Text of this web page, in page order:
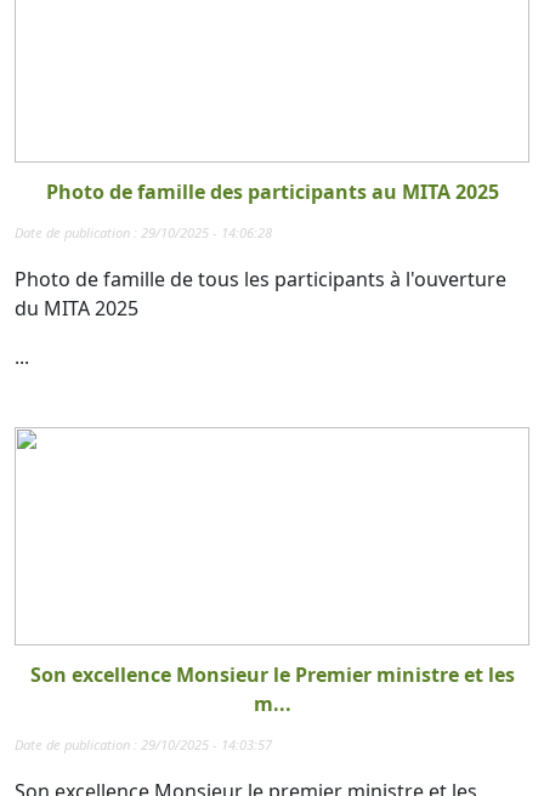
Photo de famille des participants au MITA 2025
Date de publication : 29/10/2025 - 14:06:28
Photo de famille de tous les participants à l'ouverture
du MITA 2025
...
Son excellence Monsieur le Premier ministre et les
m...
Date de publication : 29/10/2025 - 14:03:57